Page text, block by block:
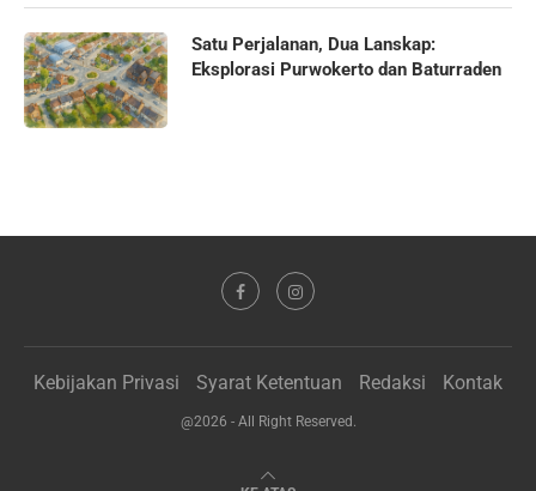
Satu Perjalanan, Dua Lanskap:
Eksplorasi Purwokerto dan Baturraden
Kebijakan Privasi Syarat Ketentuan Redaksi Kontak
@2026 - All Right Reserved.